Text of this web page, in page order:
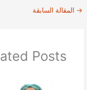
→ المقالة السابقة
Posts